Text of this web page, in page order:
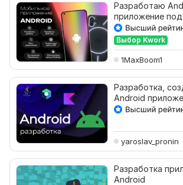
Разработаю
приложение
Выбор Kwork
1MaxBoom1
Разработка,
Android
Java, Jetpack
yaroslav_pronin
Разработка
Android